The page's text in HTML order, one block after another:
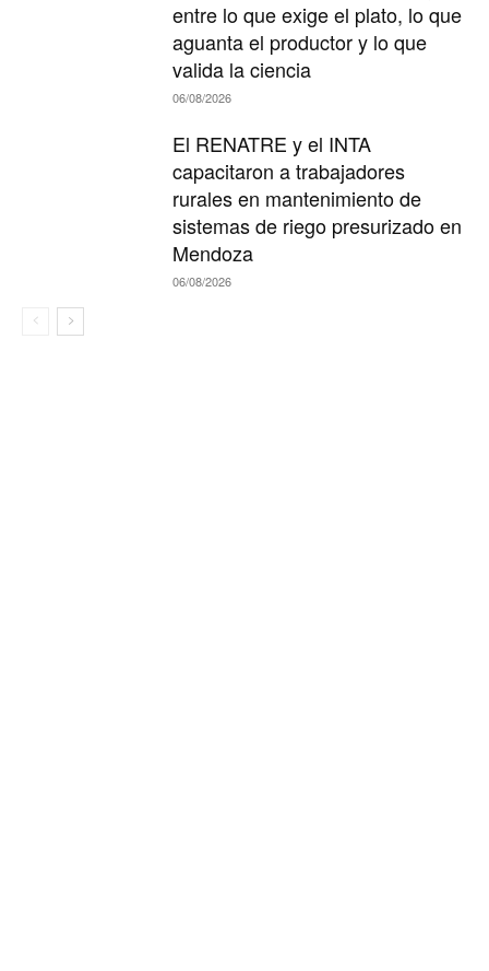
entre lo que exige el plato, lo que
aguanta el productor y lo que
valida la ciencia
06/08/2026
El RENATRE y el INTA
capacitaron a trabajadores
rurales en mantenimiento de
sistemas de riego presurizado en
Mendoza
06/08/2026